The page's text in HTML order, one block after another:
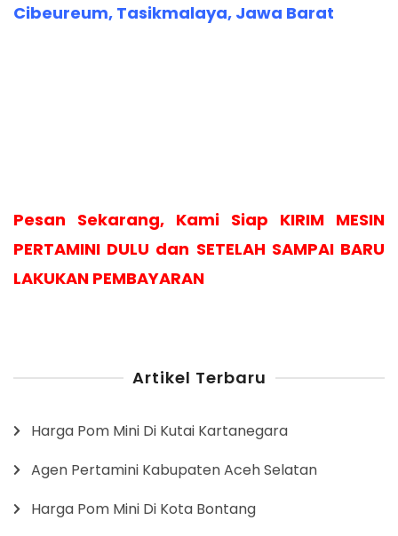
Cibeureum, Tasikmalaya, Jawa Barat
Pesan Sekarang, Kami Siap KIRIM MESIN
PERTAMINI DULU dan SETELAH SAMPAI BARU
LAKUKAN PEMBAYARAN
Artikel Terbaru
Harga Pom Mini Di Kutai Kartanegara
Agen Pertamini Kabupaten Aceh Selatan
Harga Pom Mini Di Kota Bontang